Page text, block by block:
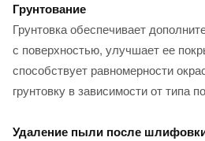
Грунтование
Грунтовка обеспечивает
с поверхностью, улучшает ее
способствует равномерности
грунтовку в зависимости от типа
Удаление пыли после